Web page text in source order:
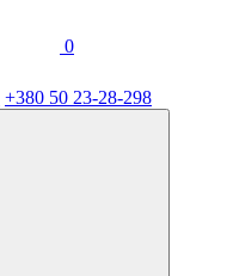
0
+380 50 23-28-298